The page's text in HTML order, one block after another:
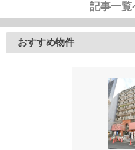
記事一覧
おすすめ物件